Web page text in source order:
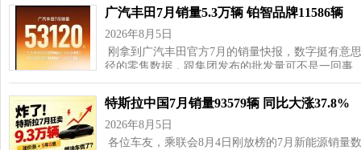
广汽丰田7月销量5.3万辆 铂智品牌11586辆
2026年8月5日
刚拿到广汽丰田官方7月的销量快报，数字挺有
径的零售数据，跟集团发布的批发量可不是一回事
特斯拉中国7月销量93579辆 同比大涨37.8%
2026年8月5日
各位车友，乘联会8月4日刚放榜的7月新能源销量